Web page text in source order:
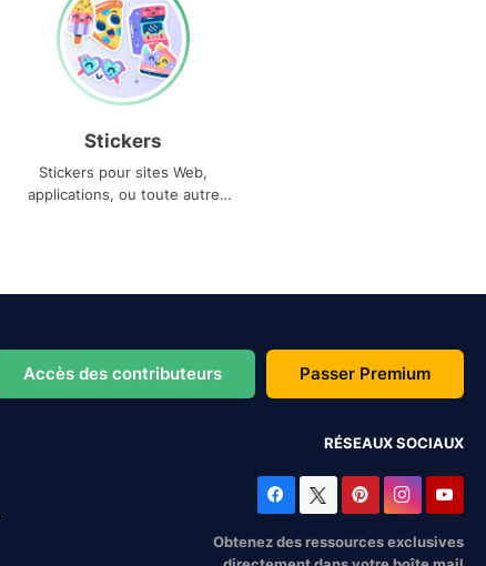
Stickers
Stickers pour sites Web,
applications, ou toute autre
Accès des contributeurs Passer Premium
RÉSEAUX SOCIAUX
Obtenez des ressources exclusives